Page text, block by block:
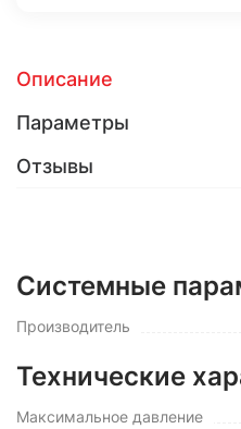
Описание
Параметры
Отзывы
Системные
Производитель
Технические
Максимальное давление